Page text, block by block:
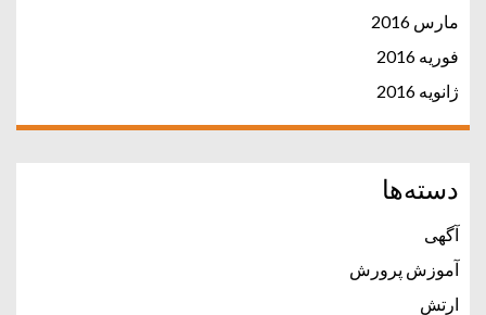
مارس 2016
فوریه 2016
ژانویه 2016
دسته‌ها
آگهی
آموزش پرورش
ارتش